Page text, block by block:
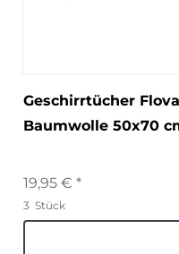
Geschirrtücher
Baumwolle 50x70
19,95 € *
3 Stück